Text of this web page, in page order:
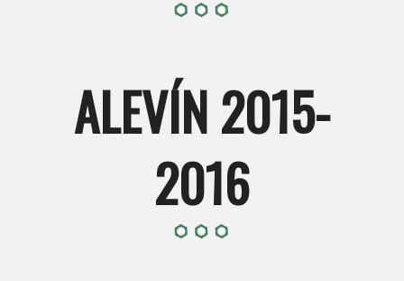
ALEVÍN 2015-
2016